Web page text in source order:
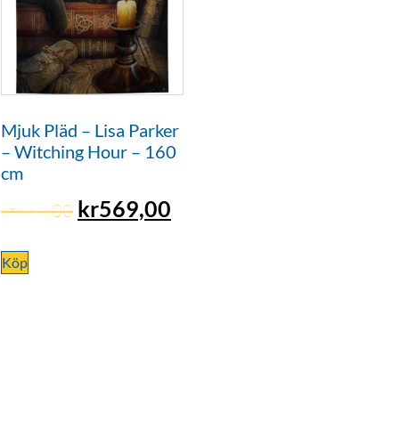
Mjuk Pläd – Lisa Parker
– Witching Hour – 160
cm
kr669,00 kr569,00
Köp